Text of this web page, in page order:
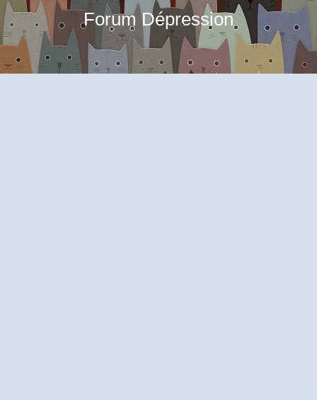
Forum Dépression